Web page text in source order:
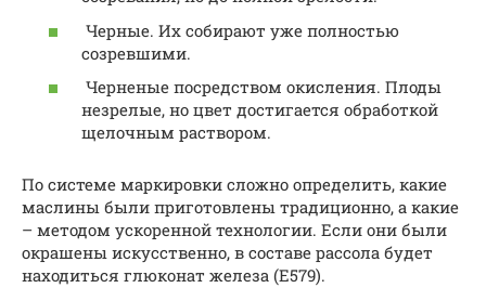
Черные. Их собирают уже полностью
созревшими.
Черненые посредством окисления. Плоды
незрелые, но цвет достигается обработкой
щелочным раствором.
По системе маркировки сложно определить, какие
маслины были приготовлены традиционно, а какие
– методом ускоренной технологии. Если они были
окрашены искусственно, в составе рассола будет
находиться глюконат железа (Е579).